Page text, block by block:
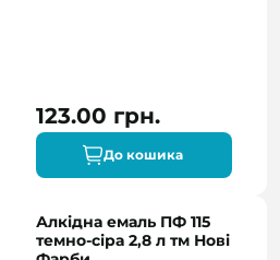
123.00 грн.
До кошика
Алкідна емаль ПФ 115
темно-сіра 2,8 л тм Нові